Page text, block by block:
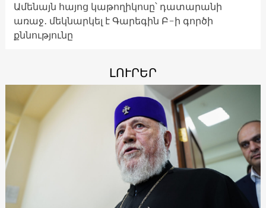
Ամենայն հայոց կաթողիկոսը՝ դատարանի
առաջ․ մեկնարկել է Գարեգին Բ-ի գործի
քննությունը
ԼՈՒՐԵՐ